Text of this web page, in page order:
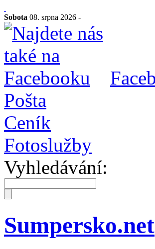
Sobota 08. srpna 2026 -
Pošta
Ceník
Fotoslužby
Vyhledávání:
Sumpersko.net